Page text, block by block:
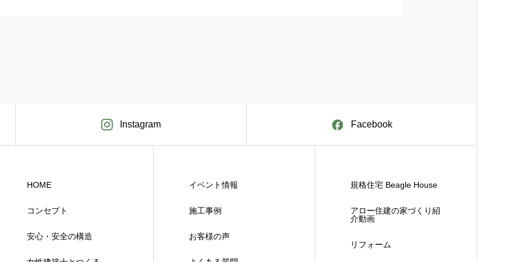
Instagram Facebook
HOME
コンセプト
安心・安全の構造
イベント情報
施工事例
お客様の声
規格住宅 Beagle House
アロー住建の家づくり紹
介動画
リフォーム